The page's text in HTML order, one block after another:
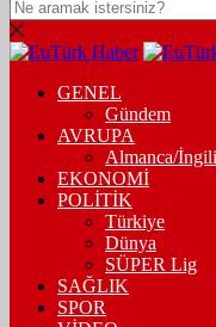
GENEL
Gündem
AVRUPA
Almanca/
EKONOMİ
POLİTİK
Türkiye
Dünya
SÜPER Lig
SAĞLIK
SPOR